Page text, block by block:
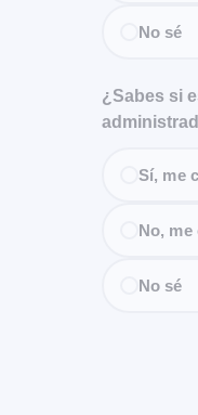
No sé
¿Sabes si
Sí, me
No,
No sé